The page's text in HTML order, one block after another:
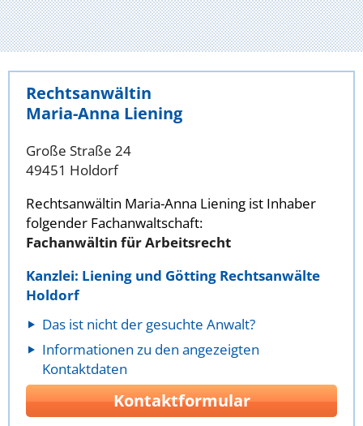
Rechtsanwältin
Maria-Anna Liening
Große Straße 24
49451 Holdorf
Rechtsanwältin Maria-Anna Liening ist Inhaber
folgender Fachanwaltschaft:
Fachanwältin für Arbeitsrecht
Kanzlei: Liening und Götting Rechtsanwälte
Holdorf
Das ist nicht der gesuchte Anwalt?
Informationen zu den angezeigten
Kontaktdaten
Kontaktformular